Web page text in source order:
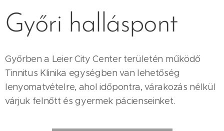
Győri halláspont
Győrben a Leier City Center területén működő
Tinnitus Klinika egységben van lehetőség
lenyomatvételre, ahol időpontra, várakozás nélkül
várjuk felnőtt és gyermek pácienseinket.